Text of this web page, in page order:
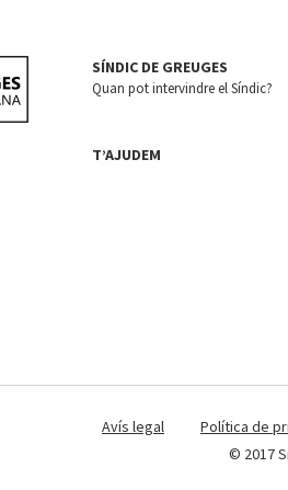
SÍNDIC DE GREUGES
Quan pot intervindre el Síndic?
T’AJUDEM
Avís legal Política de
© 2017